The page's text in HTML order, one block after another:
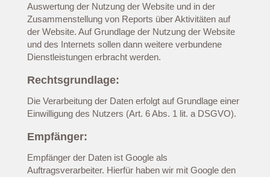
Auswertung der Nutzung der Website und in der
Zusammenstellung von Reports über Aktivitäten auf
der Website. Auf Grundlage der Nutzung der Website
und des Internets sollen dann weitere verbundene
Dienstleistungen erbracht werden.
Rechtsgrundlage:
Die Verarbeitung der Daten erfolgt auf Grundlage einer
Einwilligung des Nutzers (Art. 6 Abs. 1 lit. a DSGVO).
Empfänger:
Empfänger der Daten ist Google als
Auftragsverarbeiter. Hierfür haben wir mit Google den